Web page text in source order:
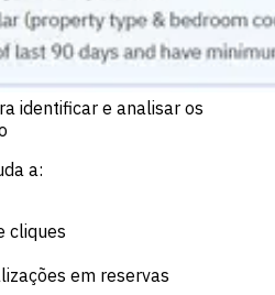
identificar e analisar os
a:
cliques
em reservas